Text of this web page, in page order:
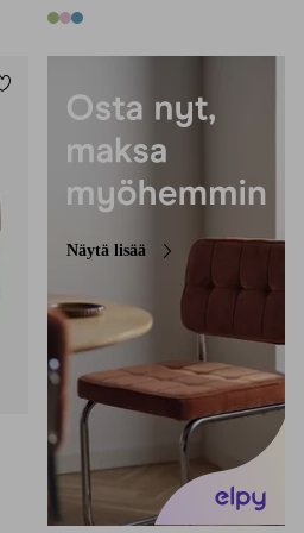
3 värejä
Lisää suosikkeihin
Näytä lisää